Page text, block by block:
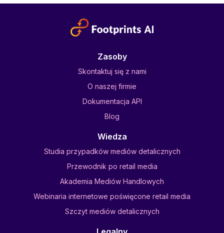
Zasoby
Skontaktuj się z nami
O naszej firmie
Dokumentacja API
Blog
Wiedza
Studia przypadków mediów detalicznych
Przewodnik po retail media
Akademia Mediów Handlowych
Webinaria internetowe poświęcone retail media
Szczyt mediów detalicznych